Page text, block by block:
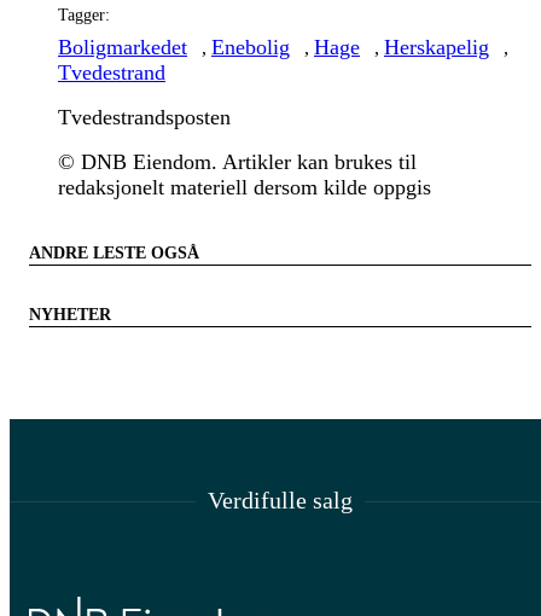
Tagger:
Boligmarkedet , Enebolig , Hage , Herskapelig ,
Tvedestrand
Tvedestrandsposten
© DNB Eiendom. Artikler kan brukes til
redaksjonelt materiell dersom kilde oppgis
ANDRE LESTE OGSÅ
NYHETER
Verdifulle salg